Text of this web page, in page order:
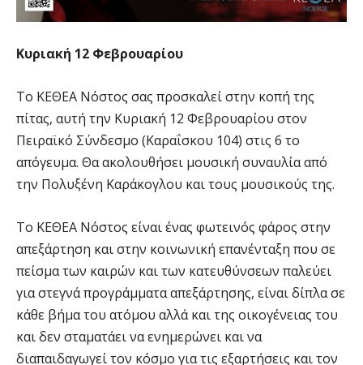
Κυριακή 12 Φεβρουαρίου
Το ΚΕΘΕΑ Νόστος σας προσκαλεί στην κοπή της
πίτας, αυτή την Κυριακή 12 Φεβρουαρίου στον
Πειραϊκό Σύνδεσμο (Καραΐσκου 104) στις 6 το
απόγευμα. Θα ακολουθήσει μουσική συναυλία από
την Πολυξένη Καράκογλου και τους μουσικούς της.
Το ΚΕΘΕΑ Νόστος είναι ένας φωτεινός φάρος στην
απεξάρτηση και στην κοινωνική επανένταξη που σε
πείσμα των καιρών και των κατευθύνσεων παλεύει
για στεγνά προγράμματα απεξάρτησης, είναι δίπλα σε
κάθε βήμα του ατόμου αλλά και της οικογένειας του
και δεν σταματάει να ενημερώνει και να
διαπαιδαγωγεί τον κόσμο για τις εξαρτήσεις και τον